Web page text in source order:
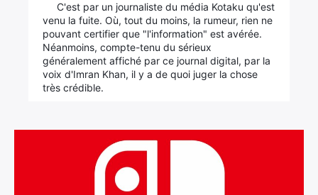
C'est par un journaliste du média Kotaku qu'est
venu la fuite. Où, tout du moins, la rumeur, rien ne
pouvant certifier que "l'information" est avérée.
Néanmoins, compte-tenu du sérieux
généralement affiché par ce journal digital, par la
voix d'Imran Khan, il y a de quoi juger la chose
très crédible.